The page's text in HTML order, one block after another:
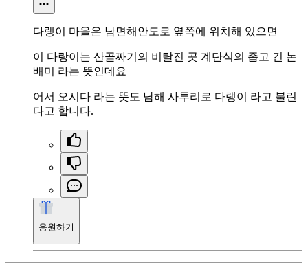
다랭이 마을은 남면해안도로 옆쪽에 위치해 있으면
이 다랑이는 산골짜기의 비탈진 곳 계단식의 좁고 긴 논
배미 라는 뜻인데요
어서 오시다 라는 뜻도 남해 사투리로 다랭이 라고 불린
다고 합니다.
응원하기